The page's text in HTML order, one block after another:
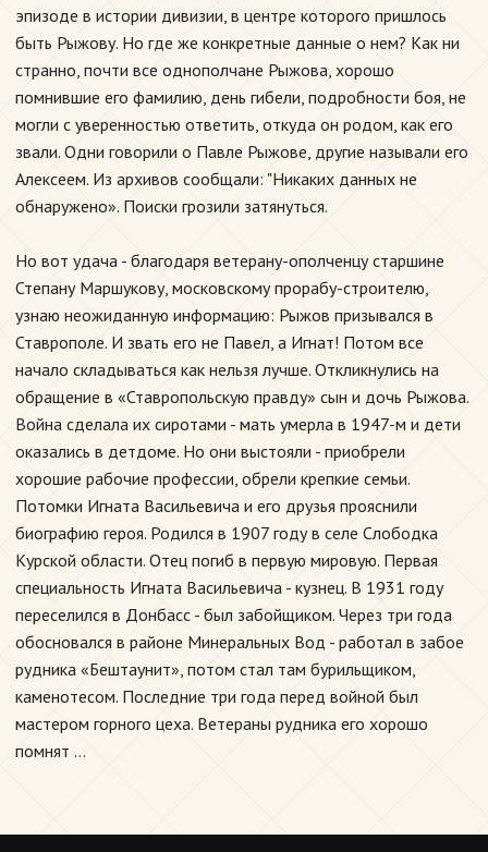
эпизоде в истории дивизии, в центре которого пришлось
быть Рыжову. Но где же конкретные данные о нем? Как ни
странно, почти все однополчане Рыжова, хорошо
помнившие его фамилию, день гибели, подробности боя, не
могли с уверенностью ответить, откуда он родом, как его
звали. Одни говорили о Павле Рыжове, другие называли его
Алексеем. Из архивов сообщали: "Никаких данных не
обнаружено». Поиски грозили затянуться.
Но вот удача - благодаря ветерану-ополченцу старшине
Степану Маршукову, московскому прорабу-строителю,
узнаю неожиданную информацию: Рыжов призывался в
Ставрополе. И звать его не Павел, а Игнат! Потом все
начало складываться как нельзя лучше. Откликнулись на
обращение в «Ставропольскую правду» сын и дочь Рыжова.
Война сделала их сиротами - мать умерла в 1947-м и дети
оказались в детдоме. Но они выстояли - приобрели
хорошие рабочие профессии, обрели крепкие семьи.
Потомки Игната Васильевича и его друзья прояснили
биографию героя. Родился в 1907 году в селе Слободка
Курской области. Отец погиб в первую мировую. Первая
специальность Игната Васильевича - кузнец. В 1931 году
переселился в Донбасс - был забойщиком. Через три года
обосновался в районе Минеральных Вод - работал в забое
рудника «Бештаунит», потом стал там бурильщиком,
каменотесом. Последние три года перед войной был
мастером горного цеха. Ветераны рудника его хорошо
помнят …